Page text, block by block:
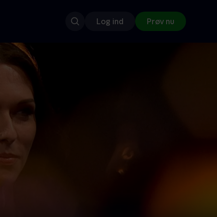
Log ind Prøv nu